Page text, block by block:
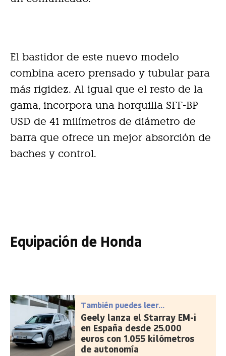
El bastidor de este nuevo modelo
combina acero prensado y tubular para
más rigidez. Al igual que el resto de la
gama, incorpora una horquilla SFF-BP
USD de 41 milímetros de diámetro de
barra que ofrece un mejor absorción de
baches y control.
Equipación de Honda
También puedes leer...
Geely lanza el Starray EM-i
en España desde 25.000
euros con 1.055 kilómetros
de autonomía